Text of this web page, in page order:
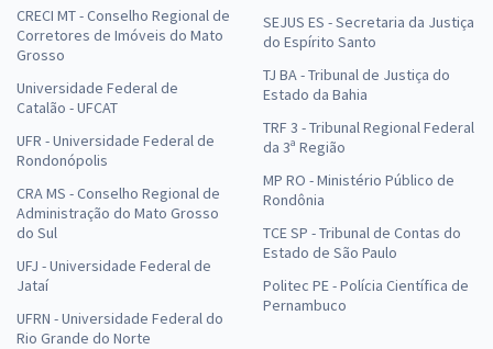
CRECI MT - Conselho Regional de
Corretores de Imóveis do Mato
Grosso
Universidade Federal de
Catalão - UFCAT
UFR - Universidade Federal de
Rondonópolis
CRA MS - Conselho Regional de
Administração do Mato Grosso
do Sul
UFJ - Universidade Federal de
Jataí
UFRN - Universidade Federal do
Rio Grande do Norte
SEJUS ES - Secretaria da Justiça
do Espírito Santo
TJ BA - Tribunal de Justiça do
Estado da Bahia
TRF 3 - Tribunal Regional Federal
da 3ª Região
MP RO - Ministério Público de
Rondônia
TCE SP - Tribunal de Contas do
Estado de São Paulo
Politec PE - Polícia Científica de
Pernambuco